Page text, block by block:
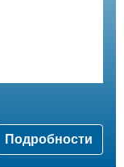
Подробности